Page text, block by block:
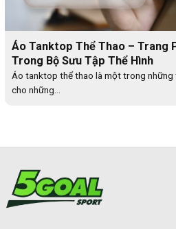
Áo Tanktop Thể Thao – Trang
Trong Bộ Sưu Tập Thể Hình
Áo tanktop thể thao là một trong
cho những...